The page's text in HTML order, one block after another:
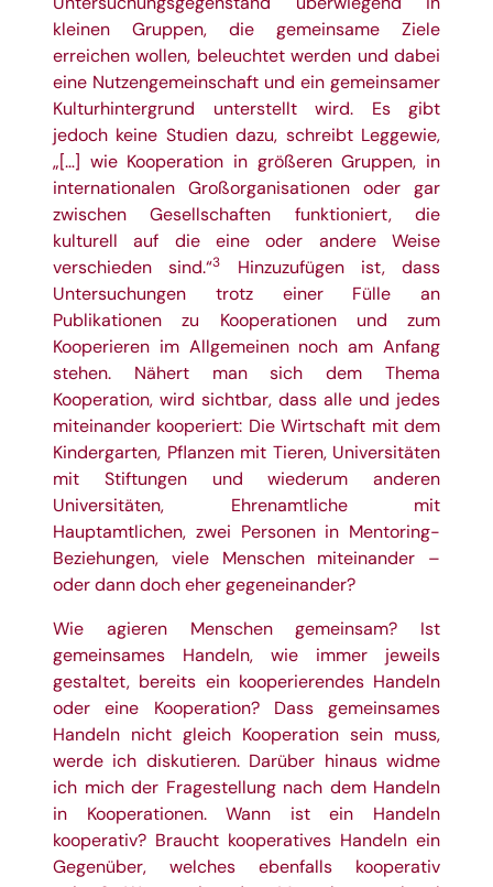
kleinen Gruppen, die gemeinsame Ziele
erreichen wollen, beleuchtet werden und dabei
eine Nutzengemeinschaft und ein gemeinsamer
Kulturhintergrund unterstellt wird. Es gibt
jedoch keine Studien dazu, schreibt Leggewie,
„[…] wie Kooperation in größeren Gruppen, in
internationalen Großorganisationen oder gar
zwischen Gesellschaften funktioniert, die
kulturell auf die eine oder andere Weise
verschieden sind.“3
Hinzuzufügen ist, dass
Untersuchungen trotz einer Fülle an
Publikationen zu Kooperationen und zum
Kooperieren im Allgemeinen noch am Anfang
stehen. Nähert man sich dem Thema
Kooperation, wird sichtbar, dass alle und jedes
miteinander kooperiert: Die Wirtschaft mit dem
Kindergarten, Pflanzen mit Tieren, Universitäten
mit Stiftungen und wiederum anderen
Universitäten, Ehrenamtliche mit
Hauptamtlichen, zwei Personen in Mentoring-
Beziehungen, viele Menschen miteinander –
oder dann doch eher gegeneinander?
Wie agieren Menschen gemeinsam? Ist
gemeinsames Handeln, wie immer jeweils
gestaltet, bereits ein kooperierendes Handeln
oder eine Kooperation? Dass gemeinsames
Handeln nicht gleich Kooperation sein muss,
werde ich diskutieren. Darüber hinaus widme
ich mich der Fragestellung nach dem Handeln
in Kooperationen. Wann ist ein Handeln
kooperativ? Braucht kooperatives Handeln ein
Gegenüber, welches ebenfalls kooperativ